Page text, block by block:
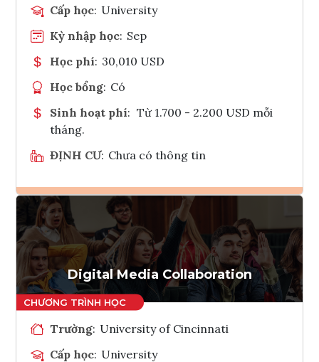
Cấp học: University
Kỳ nhập học: Sep
Học phí: 30,010 USD
Học bổng: Có
Sinh hoạt phí: Từ 1.700 - 2.200 USD mỗi
tháng.
ĐỊNH CƯ: Chưa có thông tin
Ghi danh
Tham vấn Interlink
Digital Media Collaboration
Trường: University of Cincinnati
Cấp học: University